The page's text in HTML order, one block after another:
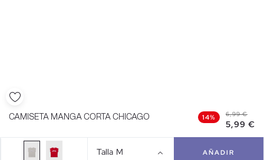
CAMISETA MANGA CORTA CHICAGO 14% 6,99 €
5,99 €
Talla M AÑADIR